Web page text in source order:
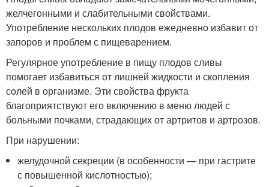
желчегонными и слабительными свойствами.
Употребление нескольких плодов ежедневно избавит от
запоров и проблем с пищеварением.
Регулярное употребление в пищу плодов сливы
помогает избавиться от лишней жидкости и скопления
солей в организме. Эти свойства фрукта
благоприятствуют его включению в меню людей с
больными почками, страдающих от артритов и артрозов.
При нарушении:
желудочной секреции (в особенности — при гастрите
с повышенной кислотностью);